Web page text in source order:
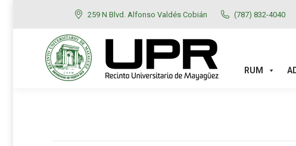
259 N Blvd. Alfonso Valdés Cobián (787) 832-4040
RUM
RUM ADMISIONES